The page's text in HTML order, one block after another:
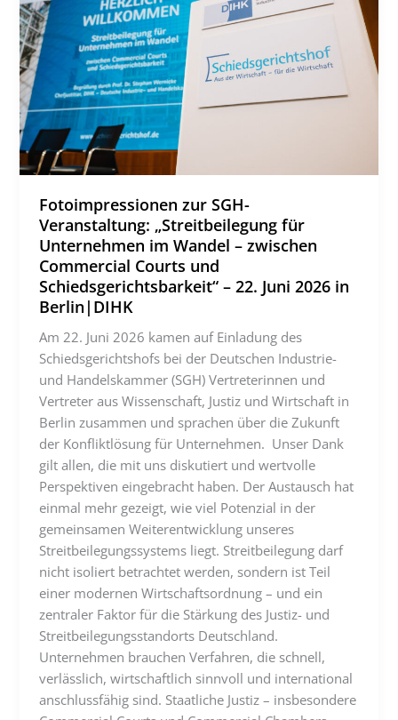
Fotoimpressionen zur SGH-
Veranstaltung: „Streitbeilegung für
Unternehmen im Wandel – zwischen
Commercial Courts und
Schiedsgerichtsbarkeit“ – 22. Juni 2026 in
Berlin|DIHK
Am 22. Juni 2026 kamen auf Einladung des
Schiedsgerichtshofs bei der Deutschen Industrie-
und Handelskammer (SGH) Vertreterinnen und
Vertreter aus Wissenschaft, Justiz und Wirtschaft in
Berlin zusammen und sprachen über die Zukunft
der Konfliktlösung für Unternehmen. Unser Dank
gilt allen, die mit uns diskutiert und wertvolle
Perspektiven eingebracht haben. Der Austausch hat
einmal mehr gezeigt, wie viel Potenzial in der
gemeinsamen Weiterentwicklung unseres
Streitbeilegungssystems liegt. Streitbeilegung darf
nicht isoliert betrachtet werden, sondern ist Teil
einer modernen Wirtschaftsordnung – und ein
zentraler Faktor für die Stärkung des Justiz- und
Streitbeilegungsstandorts Deutschland.
Unternehmen brauchen Verfahren, die schnell,
verlässlich, wirtschaftlich sinnvoll und international
anschlussfähig sind. Staatliche Justiz – insbesondere